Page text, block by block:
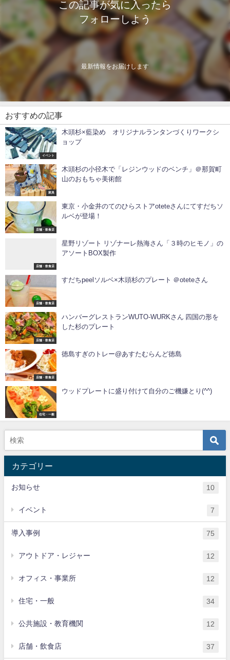
この記事が気に入ったら
フォローしよう
最新情報をお届けします
おすすめの記事
イベント
木頭杉×藍染め オリジナルランタンづくりワークシ
ョップ
家具
木頭杉の小径木で「レジンウッドのベンチ」＠那賀町
山のおもちゃ美術館
店舗・飲食店
東京・小金井のてのひらストアoteteさんにてすだちソ
ルベが登場！
店舗・飲食店
星野リゾート リゾナーレ熱海さん「３時のヒモノ」の
アソートBOX製作
店舗・飲食店
すだちpeelソルベ×木頭杉のプレート ＠oteteさん
店舗・飲食店
ハンバーグレストランWUTO-WURKさん 四国の形を
した杉のプレート
店舗・飲食店
徳島すぎのトレー@あすたむらんど徳島
住宅・一般
ウッドプレートに盛り付けて自分のご機嫌とり️(^^)
カテゴリー
お知らせ 10
イベント 7
導入事例 75
アウトドア・レジャー 12
オフィス・事業所 12
住宅・一般 34
公共施設・教育機関 12
店舗・飲食店 37